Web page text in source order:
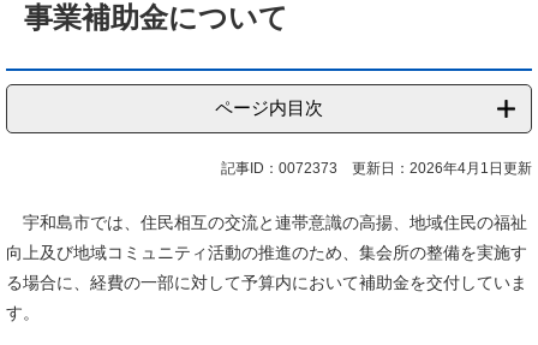
事業補助金について
ページ内目次
記事ID：0072373 更新日：2026年4月1日更新
宇和島市では、住民相互の交流と連帯意識の高揚、地域住民の福祉
向上及び地域コミュニティ活動の推進のため、集会所の整備を実施す
る場合に、経費の一部に対して予算内において補助金を交付していま
す。